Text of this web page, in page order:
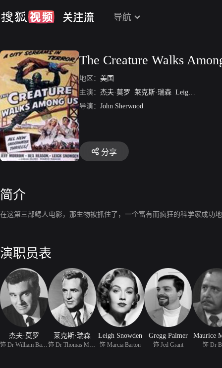
导航
The Creature Walks
地区： 美国
主演： 杰夫·莫罗 莱克斯·瑞森 Leigh Snowden
导演： John Sherwood
分享
简介
在这第三部鳃人电影，那生物被抓住了，一个富有而疯狂的科学家成功
演职员表
杰夫·莫罗 莱克斯·瑞森 Leigh Snowden
饰 Marcia Barton
Gregg Palmer
饰 Jed Grant
Maurice
饰 Dr